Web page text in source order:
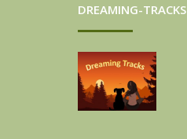
DREAMING-TRACKS